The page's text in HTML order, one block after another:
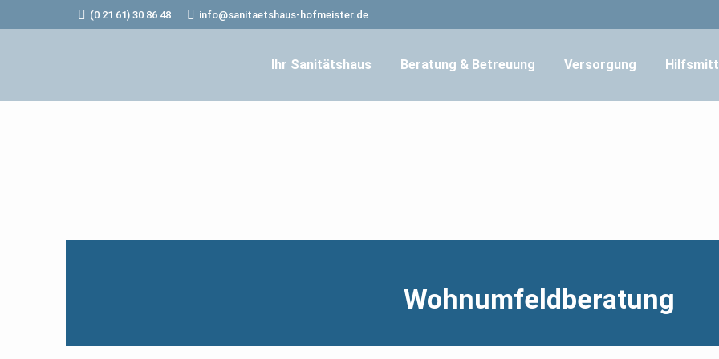
(0 21 61) 30 86 48 info@sanitaetshaus-hofmeister.de
Ihr Sanitätshaus Beratung & Betreuung Versorgung
Wohnumfeldberatung